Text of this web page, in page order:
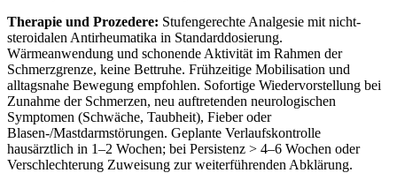
Therapie und Prozedere: Stufengerechte Analgesie mit nicht-
steroidalen Antirheumatika in Standarddosierung.
Wärmeanwendung und schonende Aktivität im Rahmen der
Schmerzgrenze, keine Bettruhe. Frühzeitige Mobilisation und
alltagsnahe Bewegung empfohlen. Sofortige Wiedervorstellung bei
Zunahme der Schmerzen, neu auftretenden neurologischen
Symptomen (Schwäche, Taubheit), Fieber oder
Blasen-/Mastdarmstörungen. Geplante Verlaufskontrolle
hausärztlich in 1–2 Wochen; bei Persistenz > 4–6 Wochen oder
Verschlechterung Zuweisung zur weiterführenden Abklärung.